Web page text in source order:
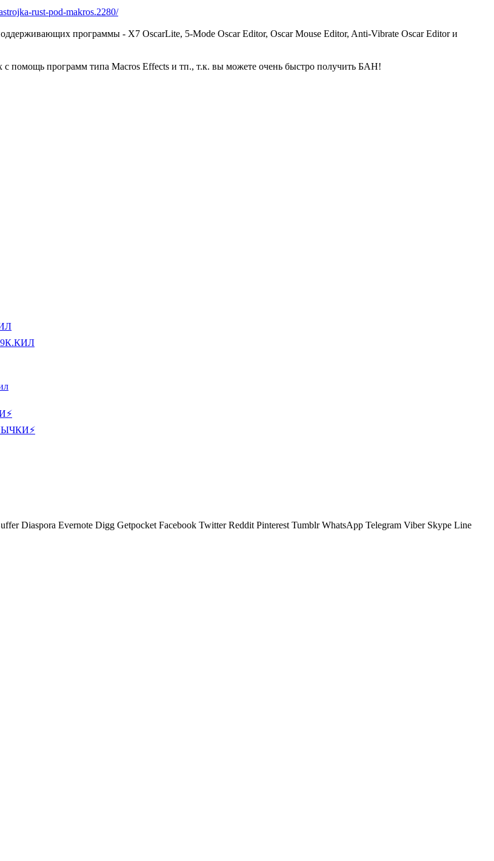
rust-pod-makros.2280/
программы - X7 OscarLite, 5-Mode Oscar Editor, Oscar Mouse Editor, Anti-Vibrate Oscar Editor и
помощь программ типа Macros Effects и тп., т.к. вы можете очень быстро получить БАН!
Diaspora Evernote Digg Getpocket Facebook Twitter Reddit Pinterest Tumblr WhatsApp Telegram Viber Skype Line